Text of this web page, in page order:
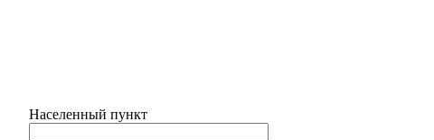
Населенный пункт